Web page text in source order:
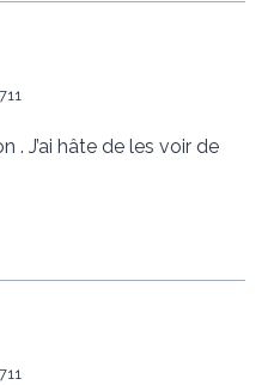
. J’ai hâte de les voir de